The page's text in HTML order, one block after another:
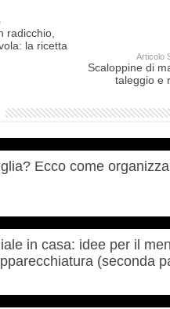
radicchio,
la ricetta
Articolo
Scaloppine di
taleggio e
Ecco come
in casa: idee per il
(seconda